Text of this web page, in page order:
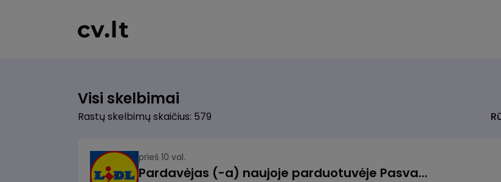
Visi skelbimai
Rastų skelbimų skaičius: 579
prieš 10 val.
Pardavėjas (-a) naujoje parduotuvėje Pasvalyje (PAPILDOMAS 600€ PRIEDAS)